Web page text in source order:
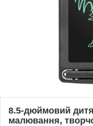
8.5-дюймовий
малювання,